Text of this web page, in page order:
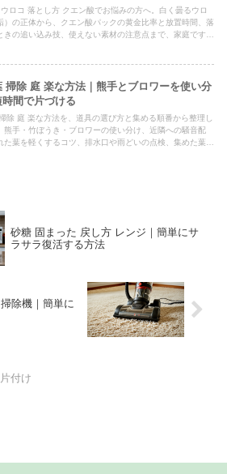
ロコ 落とし方 クエン酸でお悩みの方へ。白く曇るウロ
）の正体から、クエン酸パックの黄金比率と放置時間、落
きの追い込み技、使えない素材の注意点まで、家庭ですぐ
掃除 庭 楽な方法｜熊手とブロワーを使い分
時間で片づける
除 庭 楽な方法を、道具の選び方と集める順番から整理し
熊手・竹ぼうき・ブロワーの使い分け、近隣への騒音配
た葉を軽くするコツ、排水口や雨どいの点検、集めた葉の
砂糖 固まった 戻し方 レンジ｜簡単にサ
ラサラ復活する方法
除機｜簡単に
付け